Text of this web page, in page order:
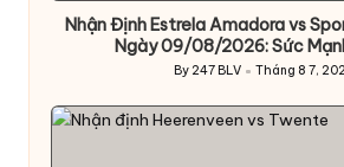
Nhận Định Estrela Amadora vs
Ngày 09/08/2026: Sức
Posted
By 247 BLV Tháng 8 7,